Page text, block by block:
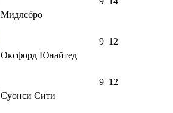
Мидлсбро
Оксфорд Юнайтед
9 12
Суонси Сити
9 12